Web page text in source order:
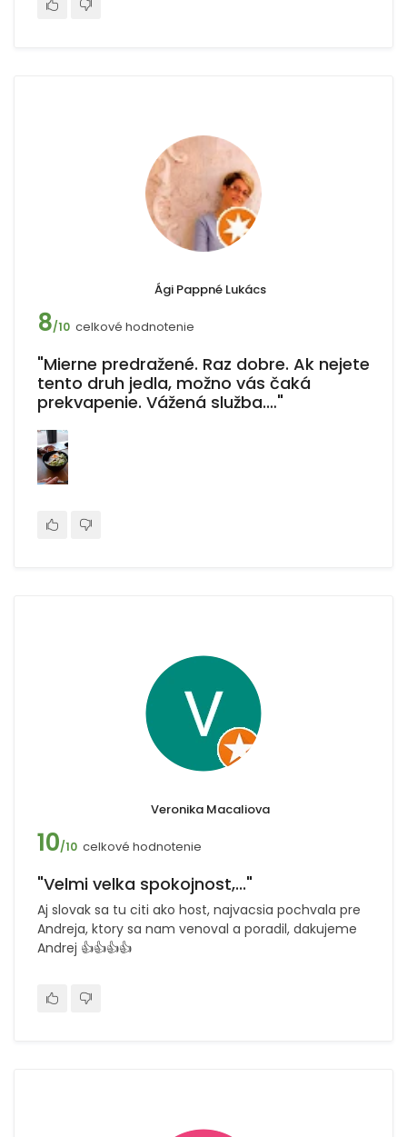
Ági Pappné Lukács
8/10 celkové hodnotenie
"Mierne predražené. Raz dobre. Ak nejete
tento druh jedla, možno vás čaká
prekvapenie. Vážená služba.…"
Veronika Macaliova
10/10 celkové hodnotenie
"Velmi velka spokojnost,..."
Aj slovak sa tu citi ako host, najvacsia pochvala pre
Andreja, ktory sa nam venoval a poradil, dakujeme
Andrej 👍👍👍👍